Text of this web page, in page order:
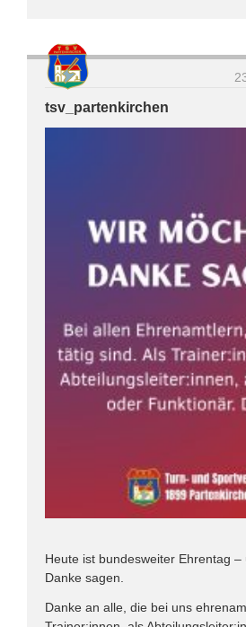
tsv_partenkirchen
Heute ist bundesweiter Ehrentag –
Danke sagen.
Danke an alle, die bei uns